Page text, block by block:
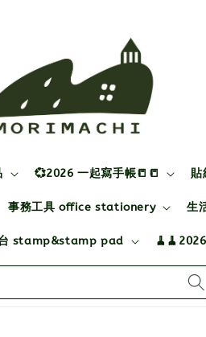
💞2026 一起寫手帳📒📒
事務工具 office stationery 生
stamp&stamp pad